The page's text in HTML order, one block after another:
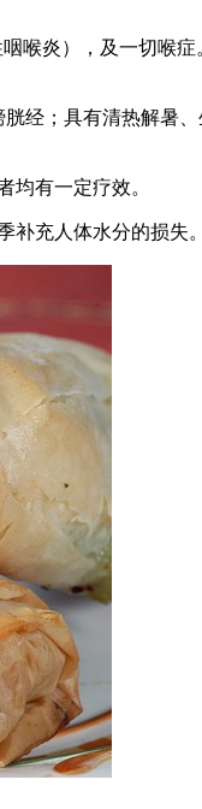
喉炎），及一切喉症
经；具有清热解暑
均有一定疗效。
充人体水分的损失。